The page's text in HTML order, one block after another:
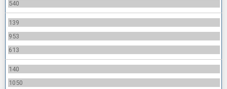
540
139
953
613
140
1050